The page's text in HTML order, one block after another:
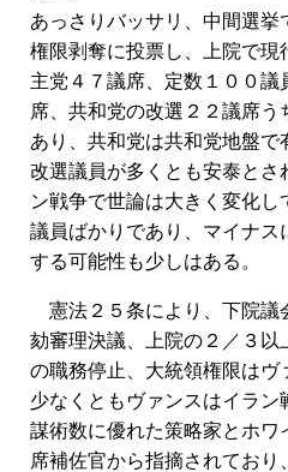
あっさりバッサリ、中間選
権限剥奪に投票し、上院で現
主党４７議席、定数１００議
席、共和党の改選２２議席
あり、共和党は共和党地盤で
改選議員が多くとも安泰とさ
ン戦争で世論は大きく変化
議員ばかりであり、マイナス
する可能性も少しはある。
憲法２５条により、下院議
劾審理決議、上院の２／３以
の職務停止、大統領権限はヴ
少なくともヴァンスはイラ
謀術数に優れた策略家とホワ
席補佐官から指摘されてお